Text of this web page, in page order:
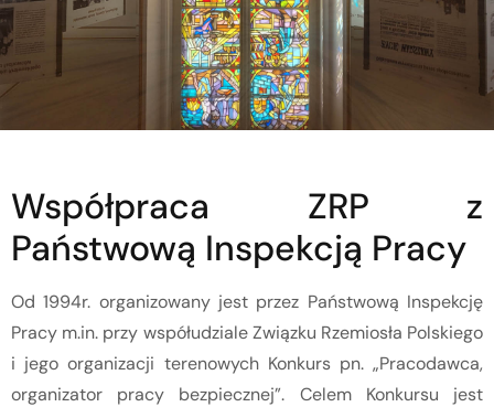
Współpraca ZRP z
Państwową Inspekcją Pracy
Od 1994r. organizowany jest przez Państwową Inspekcję
Pracy m.in. przy współudziale Związku Rzemiosła Polskiego
i jego organizacji terenowych Konkurs pn. „Pracodawca,
organizator pracy bezpiecznej”. Celem Konkursu jest